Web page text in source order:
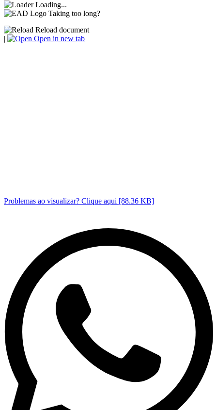
Loading...
Taking too long?
Reload document
|
Open in new tab
Problemas ao visualizar? Clique aqui [88.36 KB]